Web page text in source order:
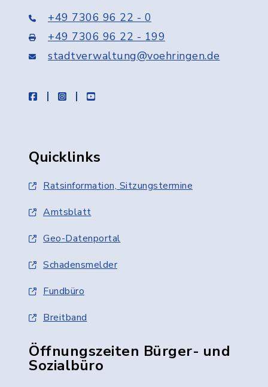
+49 7306 96 22 - 0
+49 7306 96 22 - 199
stadtverwaltung@voehringen.de
facebookinstagramyoutube
Quicklinks
Ratsinformation, Sitzungstermine
Amtsblatt
Geo-Datenportal
Schadensmelder
Fundbüro
Breitband
Öffnungszeiten Bürger- und
Sozialbüro